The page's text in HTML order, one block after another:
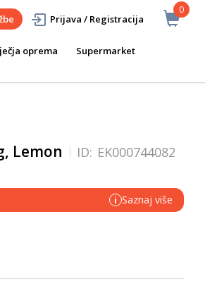
0
Prijava / Registracija
oprema
Supermarket
Lemon ID: EK000744082
i Saznaj više